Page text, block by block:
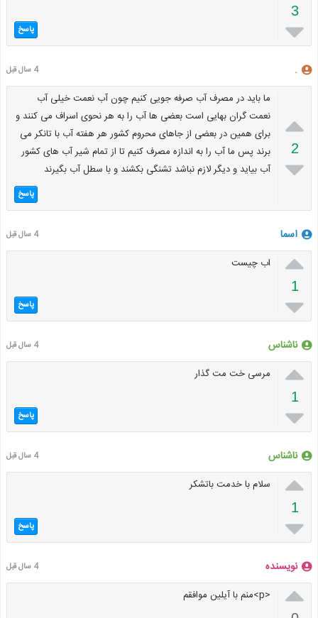
3
 پاسخ
. 4 سال قبل

2

ما باید در مصرف آب صرفه جویی کنیم چون آب نعمت خیلی آب
نعمت گران بهایی است بعضی ها آب را به هر نحوی اسراف می کنند و
برای همین در بعضی از جاهای محروم کشور هر هفته آب با تانکر می
برند پس ما آب را به اندازه مصرف کنیم تا از تمام شیر آب های کشور
آب بیاید و دیگر لازم نباشد تشنگی بکشند و با سطل آب بگیرند
پاسخ
اسما 4 سال قبل

1

اب چیست
پاسخ
ناشناس 4 سال قبل

1

مرسی خت مت گذار
پاسخ
ناشناس 4 سال قبل

1

سلام با خدمت باتشکر
پاسخ
نویسنده 4 سال قبل
 <p>منم با آیلین موافقم